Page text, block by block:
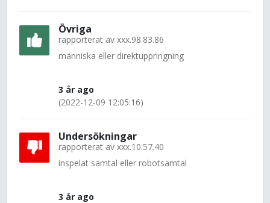
Övriga
rapporterat av xxx.98.83.86
människa eller direktuppringning
3 år ago
(2022-12-09 12:05:16)
Undersökningar
rapporterat av xxx.10.57.40
inspelat samtal eller robotsamtal
3 år ago